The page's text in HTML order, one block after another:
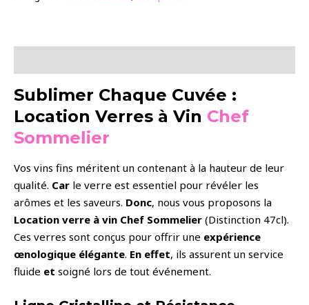
Sublimer Chaque Cuvée :
Location Verres à Vin Chef
Sommelier
Vos vins fins méritent un contenant à la hauteur de leur
qualité. Car le verre est essentiel pour révéler les
arômes et les saveurs. Donc, nous vous proposons la
Location verre à vin Chef Sommelier (Distinction 47cl).
Ces verres sont conçus pour offrir une expérience
œnologique élégante. En effet, ils assurent un service
fluide et soigné lors de tout événement.